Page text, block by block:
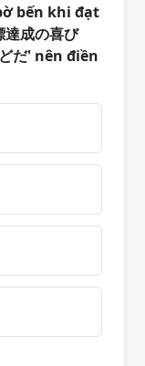
bến khi đạt
成の喜び
だ' nên điền